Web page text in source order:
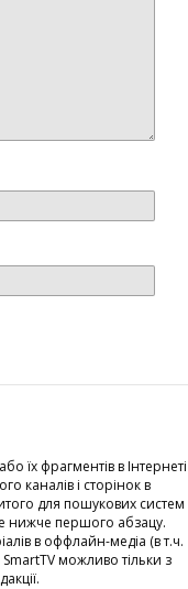
їх фрагментів в Інтернеті
каналів і сторінок в
для пошукових систем
нижче першого абзацу.
в оффлайн-медіа (в т.ч.
можливо тільки з